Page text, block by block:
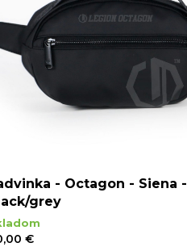
- Octagon - Siena -
grey
€